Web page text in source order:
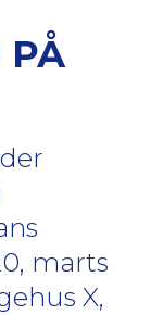
PÅ
marts
X,